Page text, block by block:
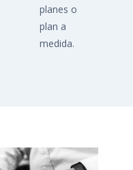
planes o
plan a
medida.